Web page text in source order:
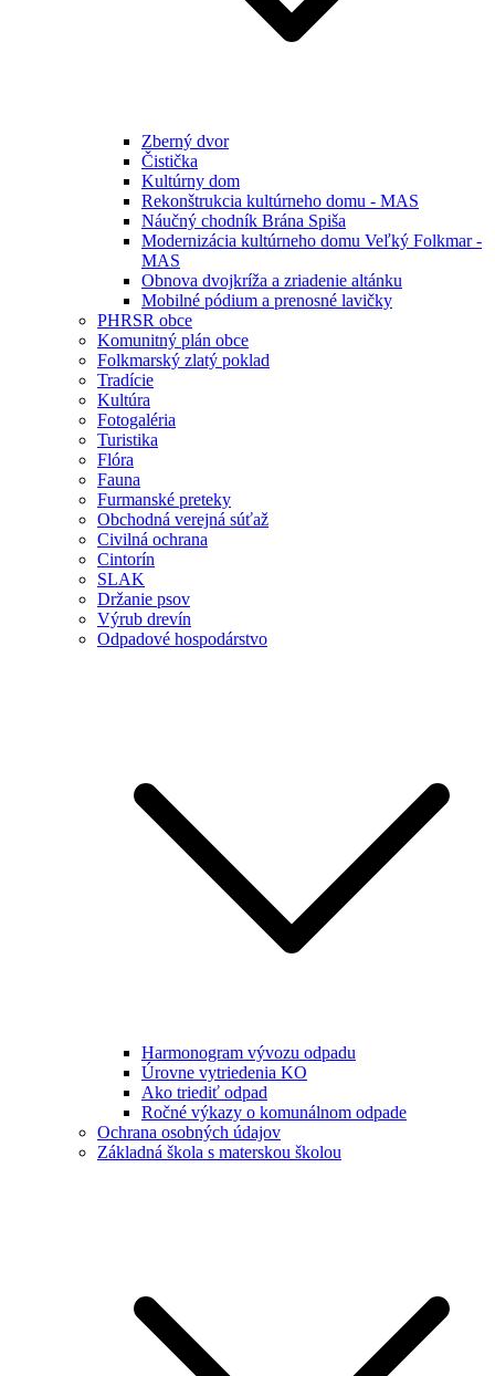
Zberný dvor
Čistička
Kultúrny dom
Rekonštrukcia kultúrneho domu - MAS
Náučný chodník Brána Spiša
Modernizácia kultúrneho domu Veľký Folkmar -
MAS
Obnova dvojkríža a zriadenie altánku
Mobilné pódium a prenosné lavičky
PHRSR obce
Komunitný plán obce
Folkmarský zlatý poklad
Tradície
Kultúra
Fotogaléria
Turistika
Flóra
Fauna
Furmanské preteky
Obchodná verejná súťaž
Civilná ochrana
Cintorín
SLAK
Držanie psov
Výrub drevín
Odpadové hospodárstvo
Harmonogram vývozu odpadu
Úrovne vytriedenia KO
Ako triediť odpad
Ročné výkazy o komunálnom odpade
Ochrana osobných údajov
Základná škola s materskou školou